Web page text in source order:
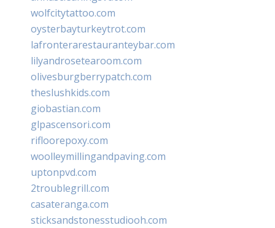
wolfcitytattoo.com
oysterbayturkeytrot.com
lafronterarestauranteybar.com
lilyandrosetearoom.com
olivesburgberrypatch.com
theslushkids.com
giobastian.com
glpascensori.com
rifloorepoxy.com
woolleymillingandpaving.com
uptonpvd.com
2troublegrill.com
casateranga.com
sticksandstonesstudiooh.com